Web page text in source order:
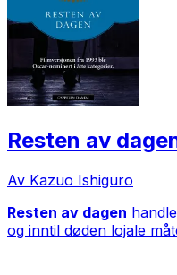
Resten av
Av Kazuo Ishiguro
Resten av dagen
og inntil døden lojale